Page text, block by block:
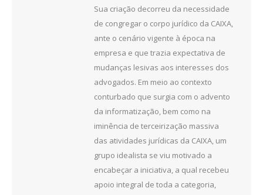
Sua criação decorreu da necessidade
de congregar o corpo jurídico da CAIXA,
ante o cenário vigente à época na
empresa e que trazia expectativa de
mudanças lesivas aos interesses dos
advogados. Em meio ao contexto
conturbado que surgia com o advento
da informatização, bem como na
iminência de terceirização massiva
das atividades jurídicas da CAIXA, um
grupo idealista se viu motivado a
encabeçar a iniciativa, a qual recebeu
apoio integral de toda a categoria,